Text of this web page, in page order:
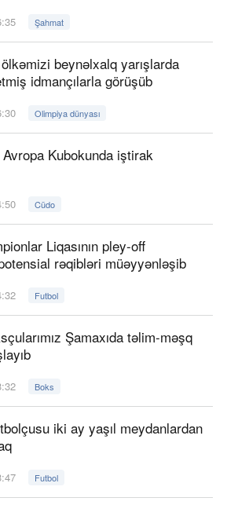
Şahmat
beynəlxalq yarışlarda
idmançılarla görüşüb
Olimpiya dünyası
Avropa Kubokunda iştirak
Cüdo
Liqasının pley-off
rəqibləri müəyyənləşib
Futbol
Şamaxıda təlim-məşq
Boks
iki ay yaşıl meydanlardan
Futbol